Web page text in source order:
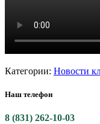
Категории: Новости
Наш телефон
8 (831) 262-10-03